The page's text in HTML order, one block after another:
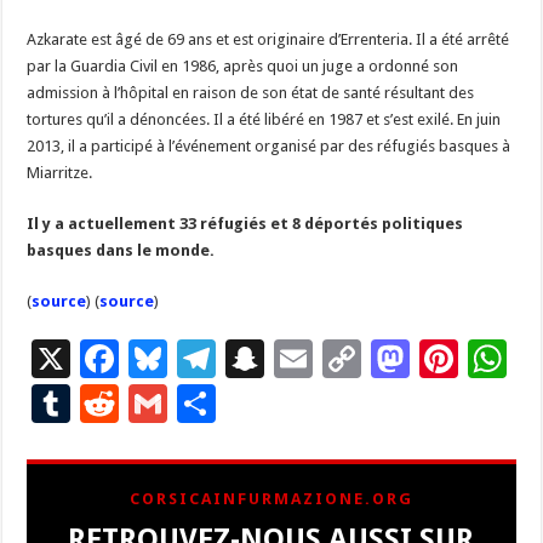
Azkarate est âgé de 69 ans et est originaire d’Errenteria. Il a été arrêté
par la Guardia Civil en 1986, après quoi un juge a ordonné son
admission à l’hôpital en raison de son état de santé résultant des
tortures qu’il a dénoncées. Il a été libéré en 1987 et s’est exilé. En juin
2013, il a participé à l’événement organisé par des réfugiés basques à
Miarritze.
Il y a actuellement 33 réfugiés et 8 déportés politiques
basques dans le monde.
(source) (source)
X
F
ac
e
b
o
Bl
u
es
ky
T
gr
a
S
p
c
E
l
C
y
Li
M
d
Pi
es
T
bl
R
d
di
G
ai
l
ta
g
CORSICAINFURMAZIONE.ORG